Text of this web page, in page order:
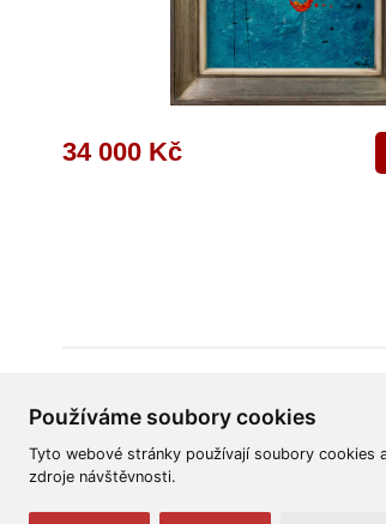
Používáme soubory cookies
Tyto webové stránky používají soubory cookies
zdroje návštěvnosti.
34 000 Kč